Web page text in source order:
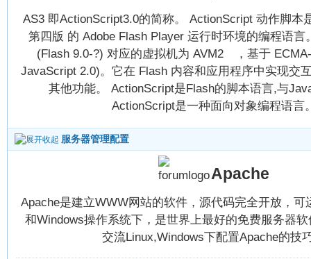
AS3 即ActionScript3.0的简称。 ActionScript 动作脚本
第四版 的 Adobe Flash Player 运行时环境的编程语言
(Flash 9.0-?) 对应的虚拟机为 AVM2 ，基于
JavaScript 2.0)。它在 Flash 内容和应用程序中实现交
其他功能。 ActionScript是Flash的脚本语言,与
ActionScript是一种面向对象编程语言
服务器管理配置
Apache
Apache是建立WWW网站的软件，源代码完全开放，可
和Windows操作系统下，是世界上最好的免费服务器
交流Linux,Windows下配置Apache的技